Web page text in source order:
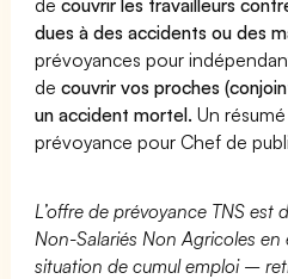
dues à des accidents ou des
prévoyances pour
decouvrir vos proches
un accident mortel. Un
prévoyance pour Chef de
L’offre de prévoyance TNS est
Non-Salariés Non Agricoles
situation de cumul emploi –